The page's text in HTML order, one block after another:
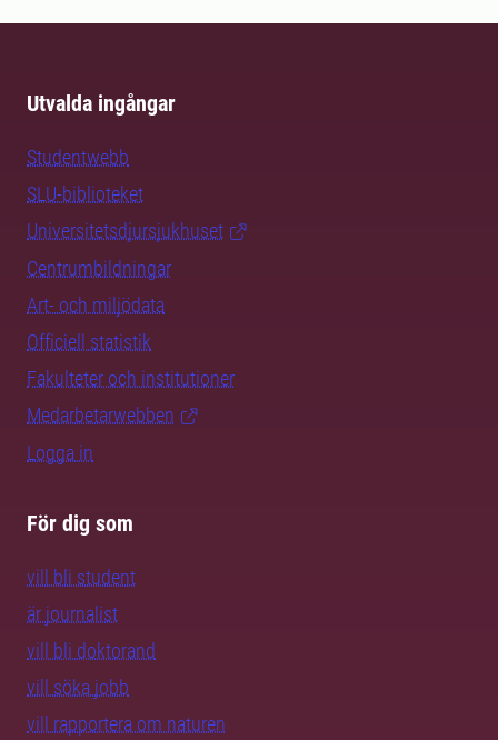
Utvalda ingångar
Studentwebb
SLU-biblioteket
Universitetsdjursjukhuset
Centrumbildningar
Art- och miljödata
Officiell statistik
Fakulteter och institutioner
Medarbetarwebben
Logga in
För dig som
vill bli student
är journalist
vill bli doktorand
vill söka jobb
vill rapportera om naturen